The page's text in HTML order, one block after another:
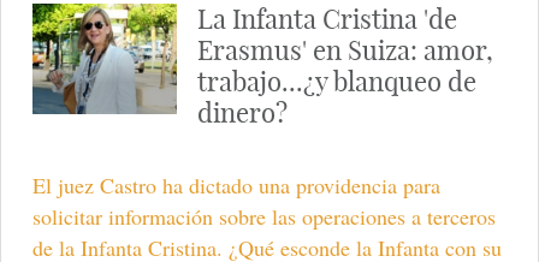
La Infanta Cristina 'de
Erasmus' en Suiza: amor,
trabajo...¿y blanqueo de
dinero?
El juez Castro ha dictado una providencia para
solicitar información sobre las operaciones a terceros
de la Infanta Cristina. ¿Qué esconde la Infanta con su